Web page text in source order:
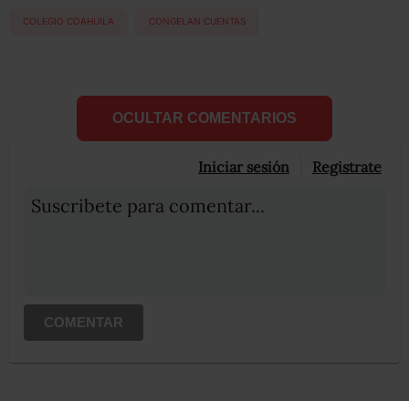
COLEGIO COAHUILA CONGELAN CUENTAS
OCULTAR COMENTARIOS
Iniciar sesión Registrate
Suscribete para comentar...
COMENTAR